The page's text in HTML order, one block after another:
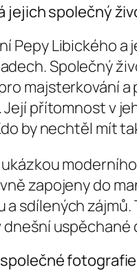
jejich společný
Pepy Libického
Společný
majsterkování
přítomnost v
by nechtěl mít
zapojeny do
sdílených
dnešní